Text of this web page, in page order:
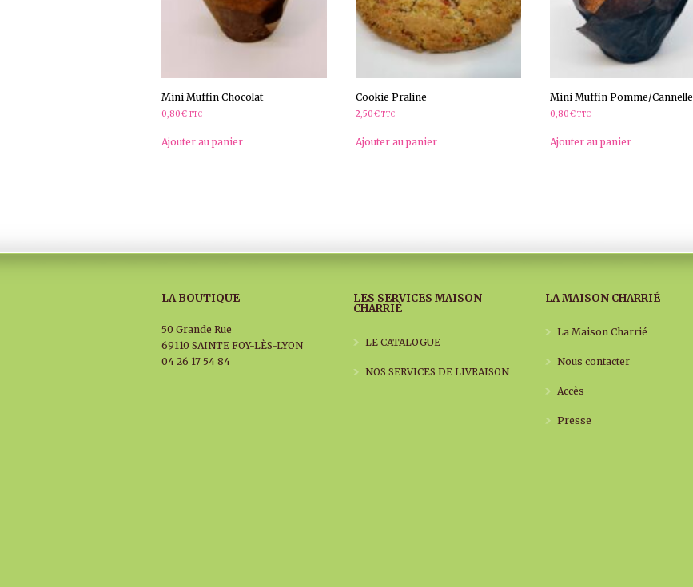
Mini Muffin Chocolat
0,80€ TTC
Ajouter au panier
Cookie Praline
2,50€ TTC
Ajouter au panier
Mini Muffin Pomme/Cannelle
0,80€ TTC
Ajouter au panier
LA BOUTIQUE
50 Grande Rue
69110 SAINTE FOY-LÈS-LYON
04 26 17 54 84
LES SERVICES MAISON
CHARRIÉ
LE CATALOGUE
NOS SERVICES DE LIVRAISON
LA MAISON CHARRIÉ
La Maison Charrié
Nous contacter
Accès
Presse